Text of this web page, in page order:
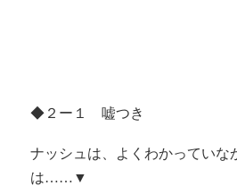
◆２ー１ 嘘つき
ナッシュは、よくわかっていな
は……▼